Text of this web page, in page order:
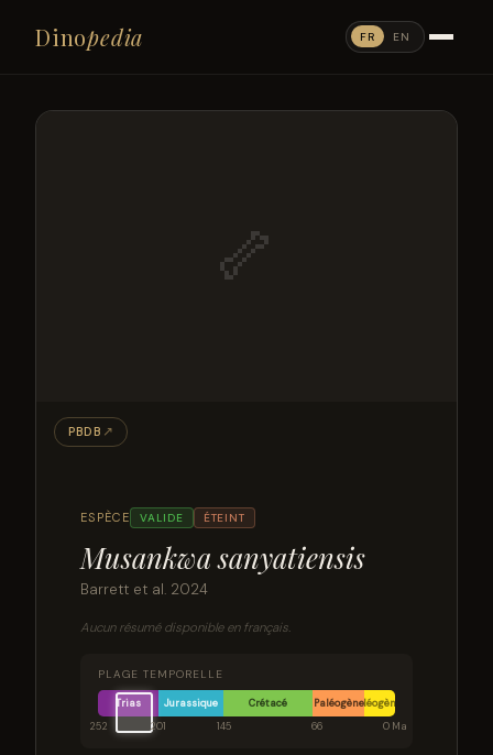
Dinopedia FR EN
ESPÈCE VALIDE ÉTEINT
Musankwa sanyatiensis
Barrett et al. 2024
Aucun résumé disponible en français.
PLAGE TEMPORELLE
Trias Jurassique Crétacé PaléogèneNéogène
252
201 145 66 0 Ma
🦴
PBDB ↗